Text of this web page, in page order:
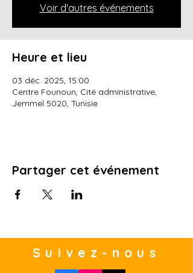
Voir d'autres événements
Heure et lieu
03 déc. 2025, 15:00
Centre Founoun, Cité administrative,
Jemmel 5020, Tunisie
Partager cet événement
Suivez-nous